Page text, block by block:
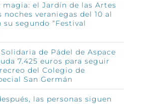
magia: el Jardín de las Artes
noches veraniegas del 10 al
su segundo “Festival
de Pádel de Aspace
7.425 euros para seguir
del Colegio de
San Germán
las personas siguen